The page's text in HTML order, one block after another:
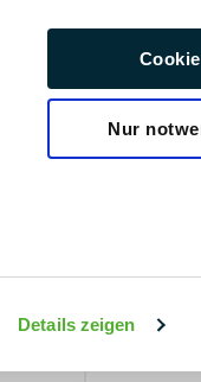
Details zeigen
Nur